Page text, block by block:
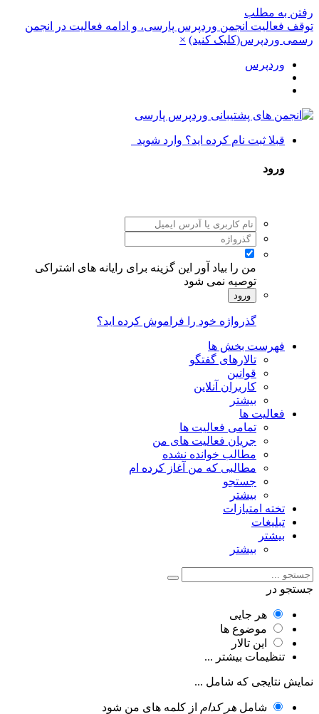
رفتن به مطلب
توقف فعالیت انجمن وردپرس پارسی، و ادامه فعالیت در انجمن
رسمی وردپرس(کلیک کنید) ×
وردپرس
قبلا ثبت نام کرده اید؟ وارد شوید
ورود
من را بیاد آور
این گزینه برای رایانه های اشتراکی
توصیه نمی شود
ورود
گذرواژه خود را فراموش کرده اید؟
فهرست بخش ها
تالارهای گفتگو
قوانین
کاربران آنلاین
بیشتر
فعالیت ها
تمامی فعالیت ها
جریان فعالیت های من
مطالب خوانده نشده
مطالبی که من آغاز کرده ام
جستجو
بیشتر
تخته امتیازات
تبلیغات
بیشتر
بیشتر
جستجو در
هر جایی
موضوع ها
این تالار
تنظیمات بیشتر ...
نمایش نتایجی که شامل ...
شامل هر کدام از کلمه های من شود